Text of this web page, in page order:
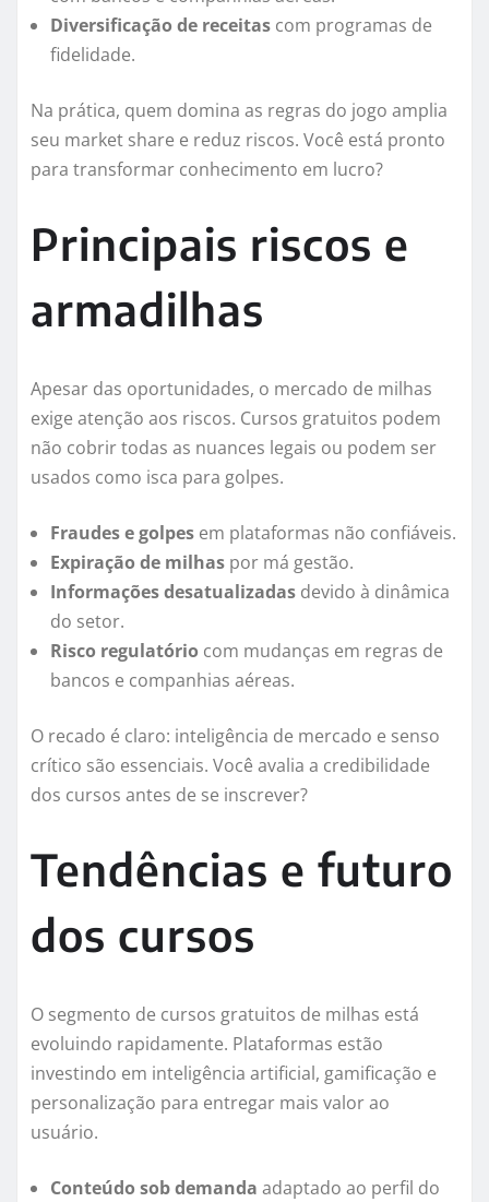
Diversificação de receitas com programas de
fidelidade.
Na prática, quem domina as regras do jogo amplia
seu market share e reduz riscos. Você está pronto
para transformar conhecimento em lucro?
Principais riscos e
armadilhas
Apesar das oportunidades, o mercado de milhas
exige atenção aos riscos. Cursos gratuitos podem
não cobrir todas as nuances legais ou podem ser
usados como isca para golpes.
Fraudes e golpes em plataformas não confiáveis.
Expiração de milhas por má gestão.
Informações desatualizadas devido à dinâmica
do setor.
Risco regulatório com mudanças em regras de
bancos e companhias aéreas.
O recado é claro: inteligência de mercado e senso
crítico são essenciais. Você avalia a credibilidade
dos cursos antes de se inscrever?
Tendências e futuro
dos cursos
O segmento de cursos gratuitos de milhas está
evoluindo rapidamente. Plataformas estão
investindo em inteligência artificial, gamificação e
personalização para entregar mais valor ao
usuário.
Conteúdo sob demanda adaptado ao perfil do